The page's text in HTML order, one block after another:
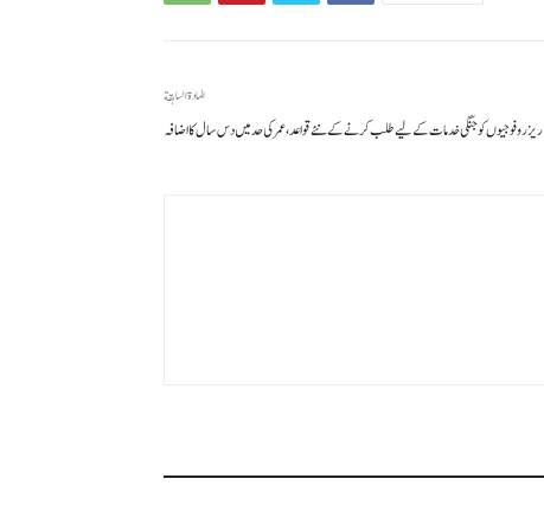
المادة السابقة
ریزرو فوجیوں کو جنگی خدمات کے لیے طلب کرنے کے نئے قواعد، عمر کی حد میں دس سال کا اضافہ